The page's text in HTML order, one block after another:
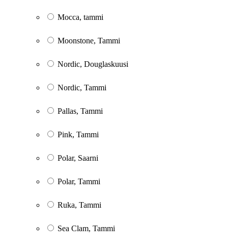
Mocca, tammi
Moonstone, Tammi
Nordic, Douglaskuusi
Nordic, Tammi
Pallas, Tammi
Pink, Tammi
Polar, Saarni
Polar, Tammi
Ruka, Tammi
Sea Clam, Tammi